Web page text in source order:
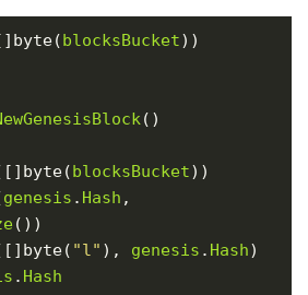
blocksBucket
blocksBucket
genesis . Hash
"l" ), genesis . Hash
. Hash